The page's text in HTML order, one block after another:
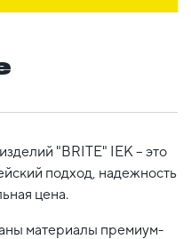
"BRITE" IEK – это
подход, надежность
цена.
материалы премиум-